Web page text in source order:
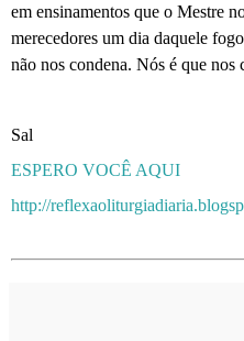
em ensinamentos que o Mestre
merecedores um dia daquele
não nos condena. Nós é que nos
Sal
ESPERO VOCÊ AQUI
http://